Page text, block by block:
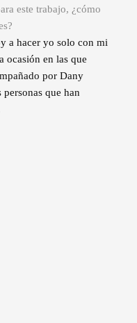
este trabajo, ¿cómo
a hacer yo solo con mi
ocasión en las que
por Dany
que han